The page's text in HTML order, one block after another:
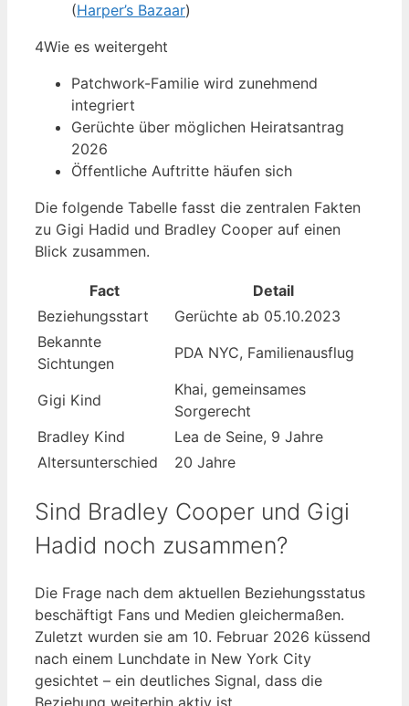
(Harper’s Bazaar)
4Wie es weitergeht
Patchwork-Familie wird zunehmend
integriert
Gerüchte über möglichen Heiratsantrag
2026
Öffentliche Auftritte häufen sich
Die folgende Tabelle fasst die zentralen Fakten
zu Gigi Hadid und Bradley Cooper auf einen
Blick zusammen.
Fact
Detail
Beziehungsstart
Gerüchte ab 05.10.2023
Bekannte
Sichtungen
PDA NYC, Familienausflug
Gigi Kind
Khai, gemeinsames
Sorgerecht
Bradley Kind
Lea de Seine, 9 Jahre
Altersunterschied
20 Jahre
Sind Bradley Cooper und Gigi
Hadid noch zusammen?
Die Frage nach dem aktuellen Beziehungsstatus
beschäftigt Fans und Medien gleichermaßen.
Zuletzt wurden sie am 10. Februar 2026 küssend
nach einem Lunchdate in New York City
gesichtet – ein deutliches Signal, dass die
Beziehung weiterhin aktiv ist.